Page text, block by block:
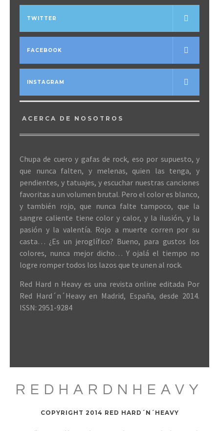
TWITTER
FACEBOOK
INSTAGRAM
ACERCA DE NOSOTROS
Chupa de cuero y gafas de rock, eso por supuesto, y
que nunca falten, y melenas, quien las tenga, y
pendientes, y tatuajes, y escuchar nuestras canciones
favoritas a un volumen brutal. Pero el color es blanco,
y también rojo, que nunca falte tampoco, que la
sangre caliente tiene color y calor, y la ilusión, y la
pasión y la valentía. Rojo a muerte corren por su
casta… ¿Es un jeroglífico? Bueno, para gustos los
colores, nunca mejor dicho… Y ojalá el tiempo no
logre romper todos los lazos que te unen al rock.
Red Hard n Heavy es una revista online editada Por
Red Hard´n´Heavy en Madrid, España, desde 2014.
ISSN: 2951-9284
REDHARDNHEAVY
COPYRIGHT 2014 RED HARD´N´HEAVY